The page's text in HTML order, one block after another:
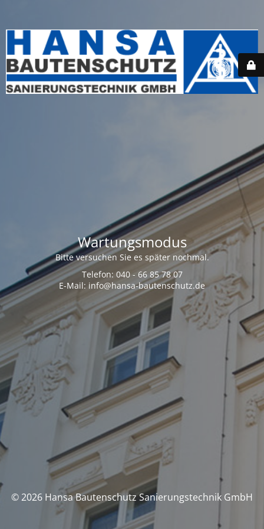
Wartungsmodus
Bitte versuchen Sie es später nochmal.
Telefon: 040 - 66 85 78 07
E-Mail: info@hansa-bautenschutz.de
© 2026 Hansa Bautenschutz Sanierungstechnik GmbH